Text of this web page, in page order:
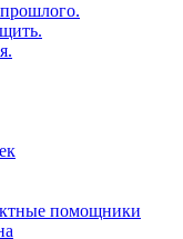
помощники